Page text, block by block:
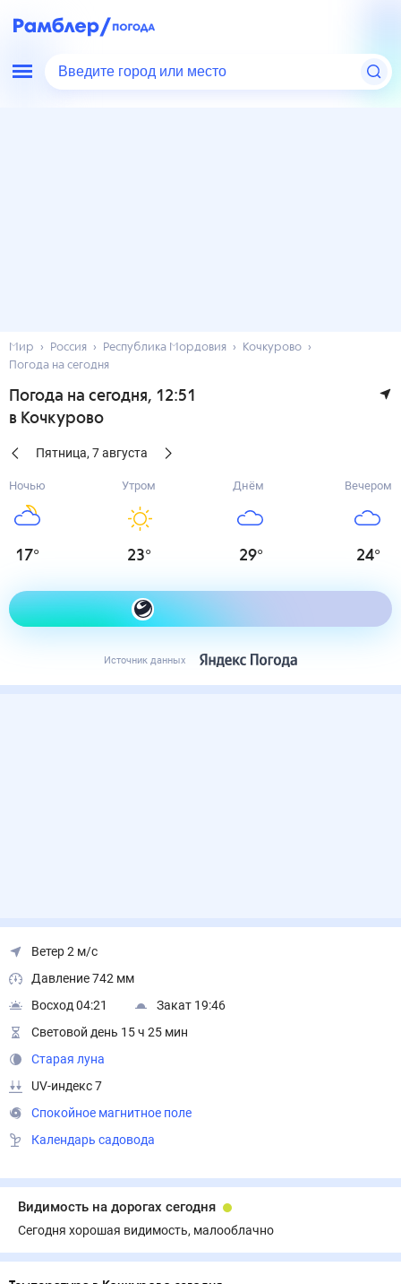
Введите город или место
Мир Россия Республика Мордовия
Кочкурово
Погода на сегодня
Погода на сегодня, 12:51
в Кочкурово
Пятница, 7августа
Ночью
17°
Утром
23°
Днём
29°
Вечером
24°
Как одеться сегодня
Источник данных
Ветер 2 м/с
Давление 742 мм
Восход 04:21
Закат 19:46
Световой день 15 ч 25 мин
Старая луна
UV-индекс 7
Спокойное магнитное поле
Календарь садовода
Видимость на дорогах сегодня
Сегодня хорошая видимость, малооблачно